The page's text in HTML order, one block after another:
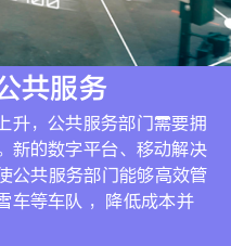
共服务
升，公共服务部门需要拥
新的数字平台、移动解决
公共服务部门能够高效管
车等车队 ，降低成本并